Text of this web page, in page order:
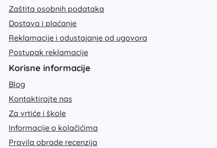
Zaštita osobnih podataka
Dostava i plaćanje
Reklamacije i odustajanje od ugovora
Postupak reklamacije
Korisne informacije
Blog
Kontaktirajte nas
Za vrtiće i škole
Informacije o kolačićima
Pravila obrade recenzija